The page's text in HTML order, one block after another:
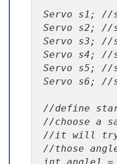
Servo s1; //
Servo s2; //
Servo s3; //
Servo s4; //
Servo s5; //
Servo s6; //
//define
//choose a
//it will try
//those